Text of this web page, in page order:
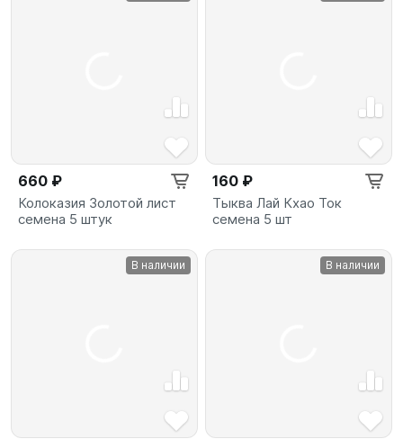
660 ₽
Колоказия Золотой лист
семена 5 штук
160 ₽
Тыква Лай Кхао Ток
семена 5 шт
В наличии В наличии